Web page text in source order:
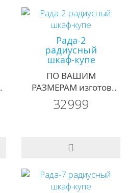
Рада-2
радиусный
шкаф-купе
ПО ВАШИМ
РАЗМЕРАМ изготов..
32999